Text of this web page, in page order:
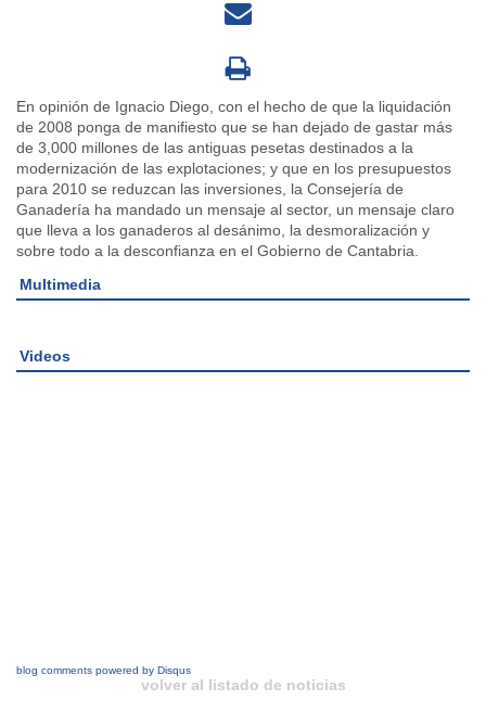
En opinión de Ignacio Diego, con el hecho de que la liquidación
de 2008 ponga de manifiesto que se han dejado de gastar más
de 3,000 millones de las antiguas pesetas destinados a la
modernización de las explotaciones; y que en los presupuestos
para 2010 se reduzcan las inversiones, la Consejería de
Ganadería ha mandado un mensaje al sector, un mensaje claro
que lleva a los ganaderos al desánimo, la desmoralización y
sobre todo a la desconfianza en el Gobierno de Cantabria.
Multimedia
Videos
blog comments powered by Disqus
volver al listado de noticias